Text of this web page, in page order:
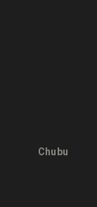
Chubu